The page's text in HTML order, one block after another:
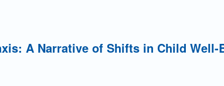
A Narrative of Shifts in Child Well-